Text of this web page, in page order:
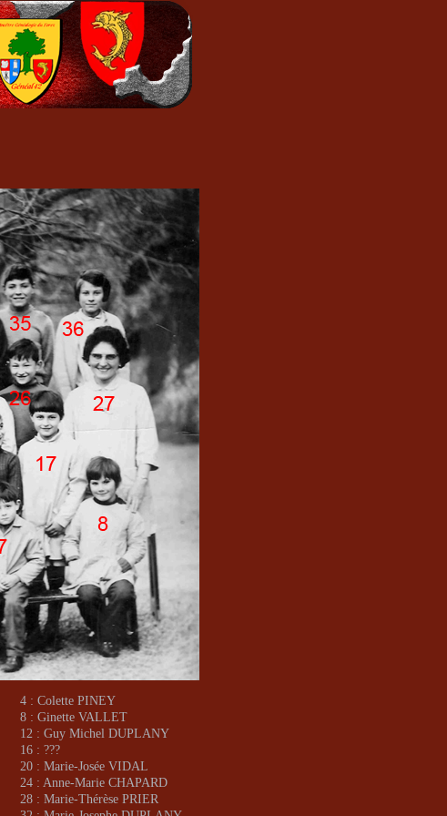
4 : Colette PINEY
8 : Ginette VALLET
12 : Guy Michel DUPLANY
16 : ???
20 : Marie-Josée VIDAL
24 : Anne-Marie CHAPARD
28 : Marie-Thérèse PRIER